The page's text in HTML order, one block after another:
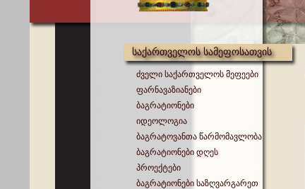
საქართველოს სამეფოსათვის
ძველი საქართველოს მეფეები
ფარნავაზიანები
ბაგრატიონები
იდეოლოგია
ბაგრატოვანთა წარმომავლობა
ბაგრატიონები დღეს
პროექტები
ბაგრატიონები საზღვარგარეთ